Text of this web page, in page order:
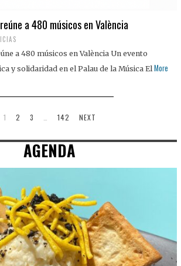
a 480 músicos en València
a 480 músicos en València Un evento
y solidaridad en el Palau de la Música El More
1 2 3 142 NEXT
AGENDA